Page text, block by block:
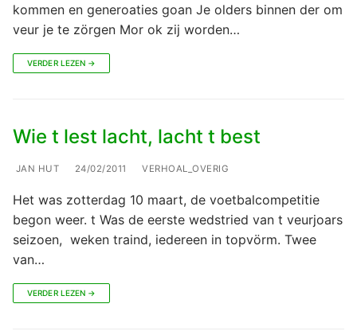
kommen en generoaties goan Je olders binnen der om
veur je te zörgen Mor ok zij worden…
VERDER LEZEN →
Wie t lest lacht, lacht t best
JAN HUT 24/02/2011 VERHOAL_OVERIG
Het was zotterdag 10 maart, de voetbalcompetitie
begon weer. t Was de eerste wedstried van t veurjoars
seizoen, weken traind, iedereen in topvörm. Twee
van…
VERDER LEZEN →